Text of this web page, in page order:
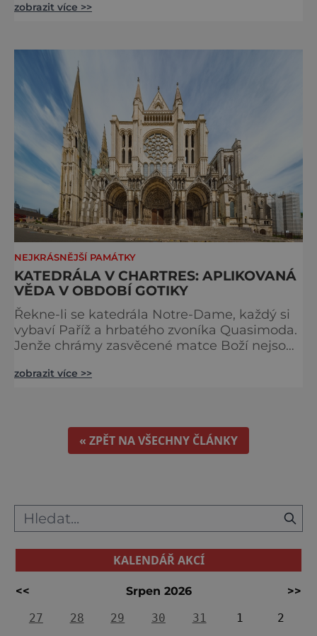
Londýna, se tyčí gigantická stavba,
chtěli komplex dobýt. Za bezmála 950 let
jeho existence z
zobrazit více >>
NEJKRÁSNĚJŠÍ PAMÁTKY
KATEDRÁLA V CHARTRES: APLIKOVANÁ
VĚDA V OBDOBÍ GOTIKY
Řekne-li se katedrála Notre-Dame, každý si
vybaví Paříž a hrbatého zvoníka Quasimoda.
Jenže chrámy zasvěcené matce Boží nejsou
obyvatelé města Rouen se mohou pochlubit
stavbou světa. Ovšem nejpůsobivější perlou
toho jména je ta, která se nachází v Chartres.
Městečko Chartres se
zobrazit více >>
« ZPĚT NA VŠECHNY ČLÁNKY
KALENDÁŘ AKCÍ
<< Srpen 2026
>>
27
28 29 30 31 1
2